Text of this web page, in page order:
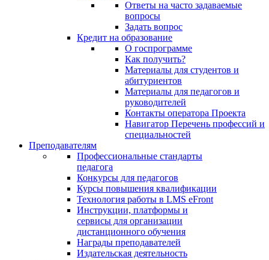
Ответы на часто задаваемые
вопросы
Задать вопрос
Кредит на образование
О госпрограмме
Как получить?
Материалы для студентов и
абитуриентов
Материалы для педагогов и
руководителей
Контакты оператора Проекта
Навигатор Перечень профессий и
специальностей
Преподавателям
Профессиональные стандарты
педагога
Конкурсы для педагогов
Курсы повышения квалификации
Технология работы в LMS eFront
Инструкции, платформы и
сервисы для организации
дистанционного обучения
Награды преподавателей
Издательская деятельность